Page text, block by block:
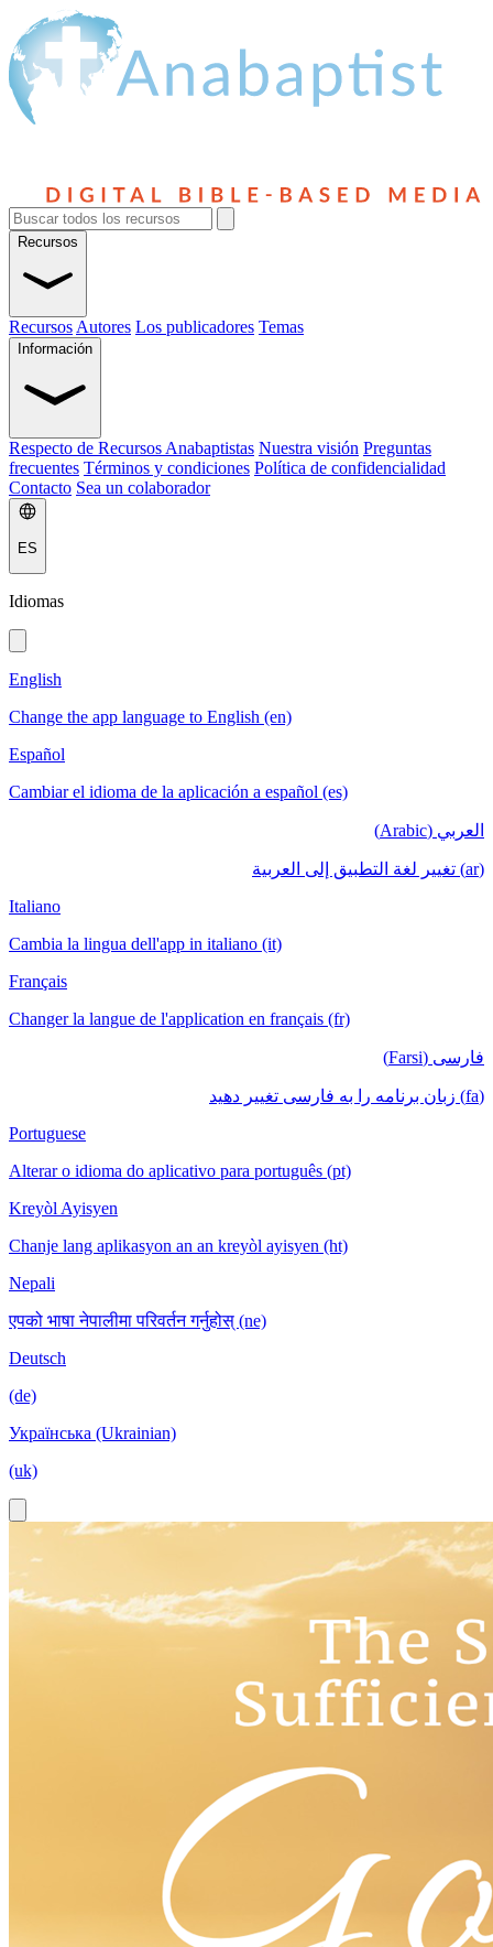
Recursos
Recursos Autores Los publicadores Temas
Información
Respecto de Recursos Anabaptistas Nuestra visión Preguntas
frecuentes Términos y condiciones Política de confidencialidad
Contacto Sea un colaborador
ES
Idiomas
English
Change the app language to English (en)
Español
Cambiar el idioma de la aplicación a español (es)
العربي (Arabic)
(ar) تغيير لغة التطبيق إلى العربية
Italiano
Cambia la lingua dell'app in italiano (it)
Français
Changer la langue de l'application en français (fr)
فارسی (Farsi)
(fa) زبان برنامه را به فارسی تغییر دهید
Portuguese
Alterar o idioma do aplicativo para português (pt)
Kreyòl Ayisyen
Chanje lang aplikasyon an an kreyòl ayisyen (ht)
Nepali
एपको भाषा नेपालीमा परिवर्तन गर्नुहोस् (ne)
Deutsch
(de)
Українська (Ukrainian)
(uk)